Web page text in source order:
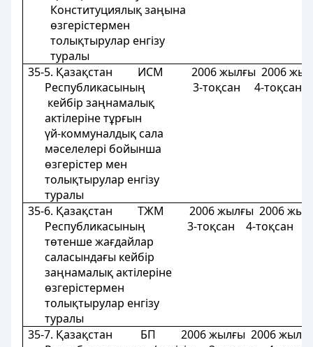
Конституциялық заңына
өзгерістермен
толықтырулар енгізу
туралы
35-5. Қазақстан ИСМ 2006 жылғы 2006
Республикасының 3-тоқсан 4-тоқсан
кейбір заңнамалық
актілеріне тұрғын
үй-коммуналдық сала
мәселелері бойынша
өзгерістер мен
толықтырулар енгізу
туралы
35-6. Қазақстан ТЖМ 2006 жылғы 2006
Республикасының 3-тоқсан 4-тоқсан
төтенше жағдайлар
саласындағы кейбір
заңнамалық актілеріне
өзгерістермен
толықтырулар енгізу
туралы
35-7. Қазақстан БП 2006 жылғы 2006